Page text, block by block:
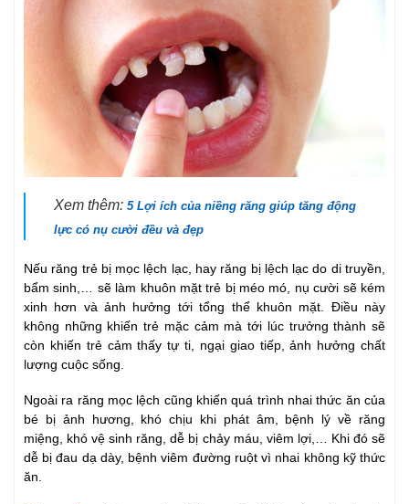
Xem thêm: 5 Lợi ích của niềng răng giúp tăng động
lực có nụ cười đều và đẹp
Nếu răng trẻ bị mọc lệch lạc, hay răng bị lệch lạc do di truyền,
bẩm sinh,… sẽ làm khuôn mặt trẻ bị méo mó, nụ cười sẽ kém
xinh hơn và ảnh hưởng tới tổng thể khuôn mặt. Điều này
không những khiến trẻ mặc cảm mà tới lúc trưởng thành sẽ
còn khiến trẻ cảm thấy tự ti, ngại giao tiếp, ảnh hưởng chất
lượng cuộc sống.
Ngoài ra răng mọc lệch cũng khiến quá trình nhai thức ăn của
bé bị ảnh hương, khó chịu khi phát âm, bệnh lý về răng
miệng, khó vệ sinh răng, dễ bị chảy máu, viêm lợi,… Khi đó sẽ
dễ bị đau dạ dày, bệnh viêm đường ruột vì nhai không kỹ thức
ăn.